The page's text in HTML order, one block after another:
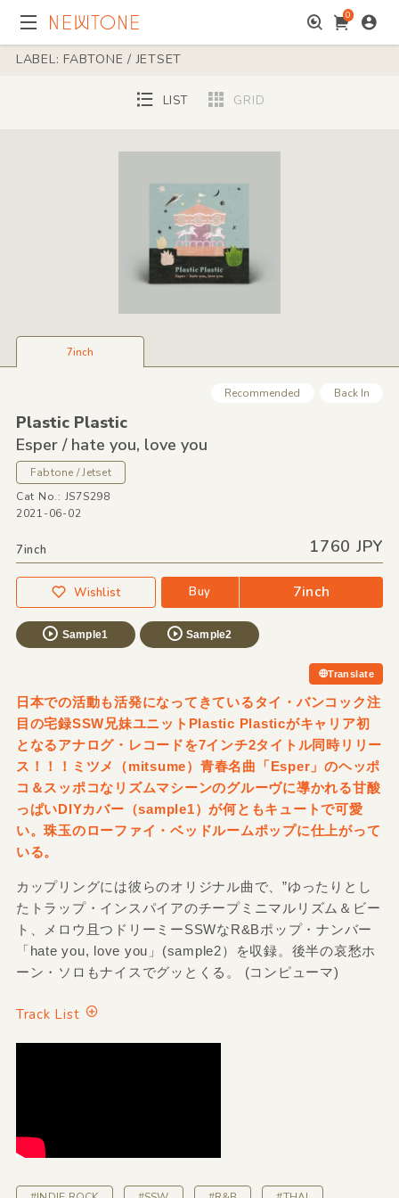
0
LABEL: FABTONE / JETSET
LIST GRID
7inch
Recommended Back In
Plastic Plastic
Esper /hate you, love you
Fabtone / Jetset
Cat No.: JS7S298
2021-06-02
7inch 1760 JPY
Wishlist Buy 7inch
Sample1 Sample2
Translate
日本での活動も活発になってきているタイ・バンコック注
目の宅録SSW兄妹ユニットPlastic Plasticがキャリア初
となるアナログ・レコードを7インチ2タイトル同時リリー
ス！！！ミツメ（mitsume）青春名曲「Esper」のヘッポ
コ＆スッポコなリズムマシーンのグルーヴに導かれる甘酸
っぱいDIYカバー（sample1）が何ともキュートで可愛
い。珠玉のローファイ・ベッドルームポップに仕上がって
いる。
カップリングには彼らのオリジナル曲で、”ゆったりとし
たトラップ・インスパイアのチープミニマルリズム＆ビー
ト、メロウ且つドリーミーSSWなR&Bポップ・ナンバー
「hate you, love you」(sample2）を収録。後半の哀愁ホ
ーン・ソロもナイスでグッとくる。 (コンピューマ)
Track List